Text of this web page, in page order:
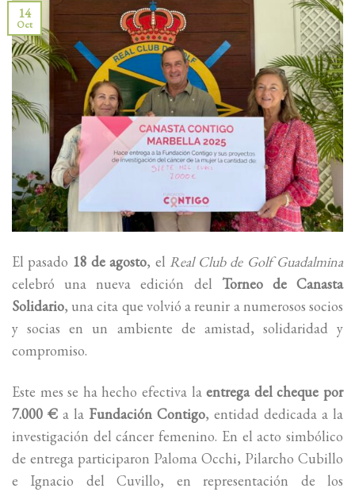
14
Oct
El pasado 18 de agosto, el Real Club de Golf Guadalmina
celebró una nueva edición del Torneo de Canasta
Solidario, una cita que volvió a reunir a numerosos socios
y socias en un ambiente de amistad, solidaridad y
compromiso.
Este mes se ha hecho efectiva laentrega del cheque por
7.000 € a la Fundación Contigo, entidad dedicada a la
investigación del cáncer femenino. En el acto simbólico
de entrega participaron Paloma Occhi, Pilarcho Cubillo
e Ignacio del Cuvillo, en representación de los